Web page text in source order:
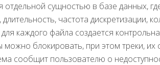
отдельной сущностью в базе данных,
частота дискретизации,
каждого файла создается
блокировать, при этом треки, их
сообщит пользователю о